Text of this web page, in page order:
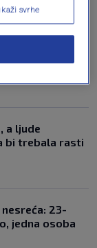
a ljude
bi trebala rasti
23-
jedna osoba
svrhe